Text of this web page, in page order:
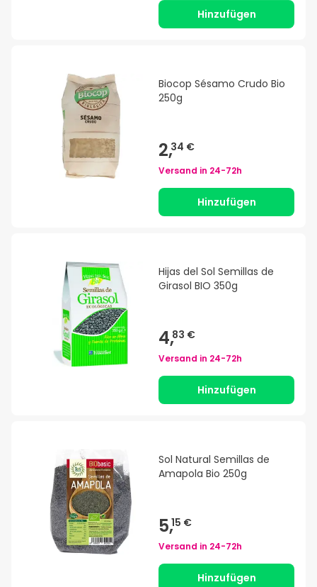
Hinzufügen
Biocop Sésamo Crudo Bio
250g
2,34 €
Versand in 24-72h
Hinzufügen
Hijas del Sol Semillas de
Girasol BIO 350g
4,83 €
Versand in 24-72h
Hinzufügen
Sol Natural Semillas de
Amapola Bio 250g
5,15 €
Versand in 24-72h
Hinzufügen